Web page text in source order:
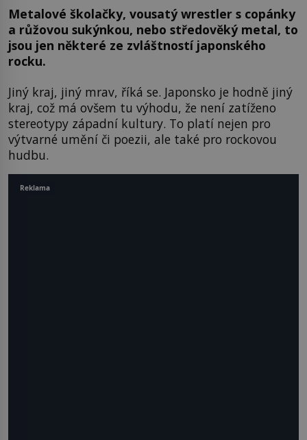
Metalové školačky, vousatý wrestler s copánky
a růžovou sukýnkou, nebo středověký metal, to
jsou jen některé ze zvláštností japonského
rocku.
Jiný kraj, jiný mrav, říká se. Japonsko je hodně jiný
kraj, což má ovšem tu výhodu, že není zatíženo
stereotypy západní kultury. To platí nejen pro
výtvarné umění či poezii, ale také pro rockovou
hudbu.
Reklama